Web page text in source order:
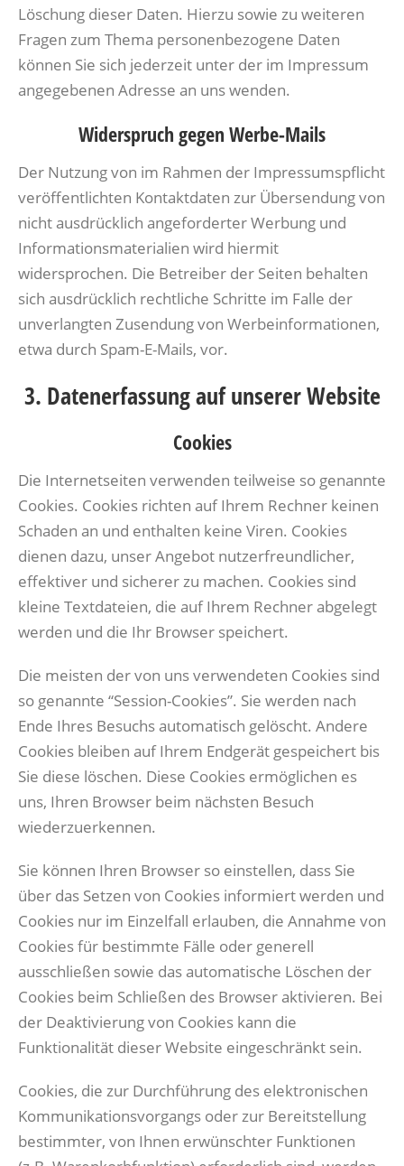
Löschung dieser Daten. Hierzu sowie zu weiteren
Fragen zum Thema personenbezogene Daten
können Sie sich jederzeit unter der im Impressum
angegebenen Adresse an uns wenden.
Widerspruch gegen Werbe-Mails
Der Nutzung von im Rahmen der Impressumspflicht
veröffentlichten Kontaktdaten zur Übersendung von
nicht ausdrücklich angeforderter Werbung und
Informationsmaterialien wird hiermit
widersprochen. Die Betreiber der Seiten behalten
sich ausdrücklich rechtliche Schritte im Falle der
unverlangten Zusendung von Werbeinformationen,
etwa durch Spam-E-Mails, vor.
3. Datenerfassung auf unserer Website
Cookies
Die Internetseiten verwenden teilweise so genannte
Cookies. Cookies richten auf Ihrem Rechner keinen
Schaden an und enthalten keine Viren. Cookies
dienen dazu, unser Angebot nutzerfreundlicher,
effektiver und sicherer zu machen. Cookies sind
kleine Textdateien, die auf Ihrem Rechner abgelegt
werden und die Ihr Browser speichert.
Die meisten der von uns verwendeten Cookies sind
so genannte “Session-Cookies”. Sie werden nach
Ende Ihres Besuchs automatisch gelöscht. Andere
Cookies bleiben auf Ihrem Endgerät gespeichert bis
Sie diese löschen. Diese Cookies ermöglichen es
uns, Ihren Browser beim nächsten Besuch
wiederzuerkennen.
Sie können Ihren Browser so einstellen, dass Sie
über das Setzen von Cookies informiert werden und
Cookies nur im Einzelfall erlauben, die Annahme von
Cookies für bestimmte Fälle oder generell
ausschließen sowie das automatische Löschen der
Cookies beim Schließen des Browser aktivieren. Bei
der Deaktivierung von Cookies kann die
Funktionalität dieser Website eingeschränkt sein.
Cookies, die zur Durchführung des elektronischen
Kommunikationsvorgangs oder zur Bereitstellung
bestimmter, von Ihnen erwünschter Funktionen